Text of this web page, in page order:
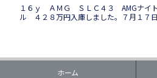
１６ｙ ＡＭＧ ＳＬＣ４３ AMGナイ
ル ４２８万円入庫しました。７月１７日
ホーム